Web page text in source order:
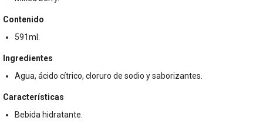
Contenido
591ml.
Ingredientes
Agua, ácido cítrico, cloruro de sodio y saborizantes.
Características
Bebida hidratante.